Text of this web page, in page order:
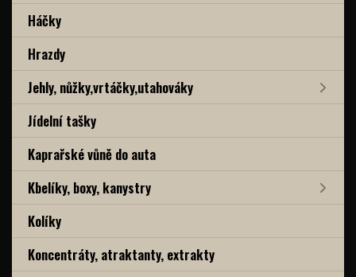
Háčky
Hrazdy
Jehly, nůžky,vrtáčky,utahováky
Jídelní tašky
Kaprařské vůně do auta
Kbelíky, boxy, kanystry
Kolíky
Koncentráty, atraktanty, extrakty